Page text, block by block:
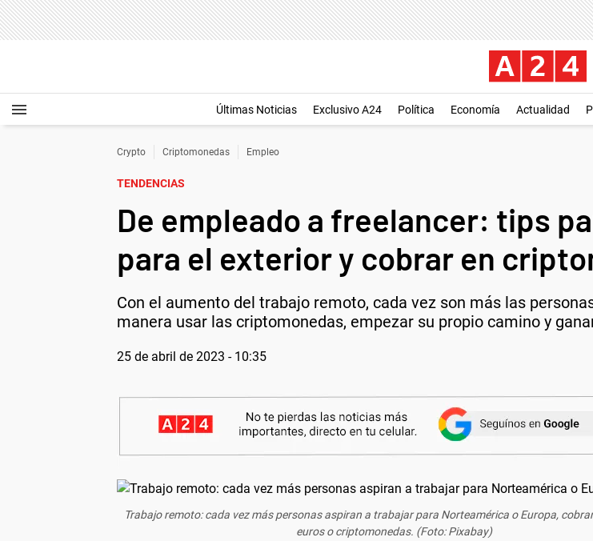
Últimas Noticias Exclusivo A24 Política Economía Actualidad
Crypto Criptomonedas Empleo
TENDENCIAS
De empleado a freelancer: tips
para el exterior y cobrar en
Con el aumento del trabajo remoto, cada vez son más las
manera usar las criptomonedas, empezar su propio camino y
25 de abril de 2023 - 10:35
Trabajo remoto: cada vez más personas aspiran a trabajar para Norteamérica o Europa,
euros o criptomonedas. (Foto: Pixabay)